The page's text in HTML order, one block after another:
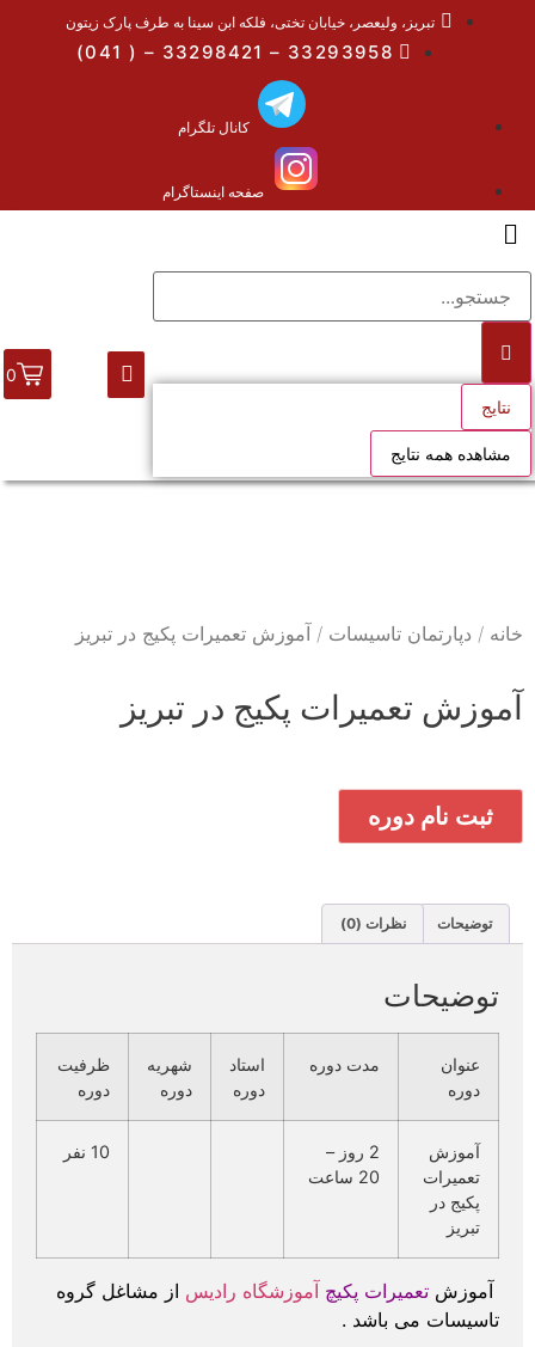
تبریز، ولیعصر، خیابان تختی، فلکه ابن سینا به طرف پارک زیتون
33293958 – 33298421 – ( 041)
کانال تلگرام
صفحه اینستاگرام
نتایج
مشاهده همه نتایج
0
خانه / دپارتمان تاسیسات / آموزش تعمیرات پکیج در تبریز
آموزش تعمیرات پکیج در تبریز
ثبت نام دوره
توضیحات نظرات (0)
توضیحات
عنوان
دوره
مدت دوره
استاد
دوره
شهریه
دوره
ظرفیت
دوره
آموزش
تعمیرات
پکیج در
تبریز
2 روز –
20 ساعت
10 نفر
آموزش تعمیرات پکیچ آموزشگاه رادیس از مشاغل گروه
تاسیسات می باشد .